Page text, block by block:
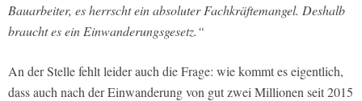
Bauarbeiter, es herrscht ein absoluter Fachkräftemangel. Deshalb
braucht es ein Einwanderungsgesetz.“
An der Stelle fehlt leider auch die Frage: wie kommt es eigentlich,
dass auch nach der Einwanderung von gut zwei Millionen seit 2015